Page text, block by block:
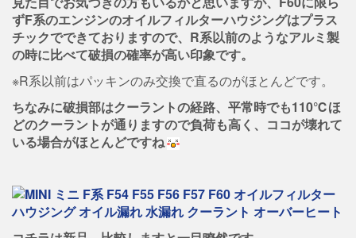
ずF系のエンジンのオイルフィルターハウジングはプラス
チックでできておりますので、R系以前のようなアルミ製
の時に比べて破損の確率が高い印象です。
※R系以前はパッキンのみ交換で直るのがほとんどです。
ちなみに破損部はクーラントの経路、平常時でも110℃ほ
どのクーラントが通りますので負荷も高く、ココが壊れて
いる場合がほとんどですね